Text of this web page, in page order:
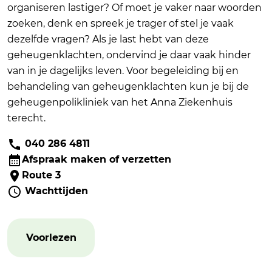
organiseren lastiger? Of moet je vaker naar woorden
zoeken, denk en spreek je trager of stel je vaak
dezelfde vragen? Als je last hebt van deze
geheugenklachten, ondervind je daar vaak hinder
van in je dagelijks leven. Voor begeleiding bij en
behandeling van geheugenklachten kun je bij de
geheugenpolikliniek van het Anna Ziekenhuis
terecht.
040 286 4811
Afspraak maken of verzetten
Route 3
Wachttijden
Voorlezen